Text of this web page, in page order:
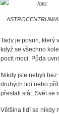
foto:
ASTROCENTRUM/
Tady je posun, který
když se všechno
pocit moci. Půda
Nikdy jste nebyli
druhých lidí nebo
přestali stát. Svět se
Většina lidí se nikdy